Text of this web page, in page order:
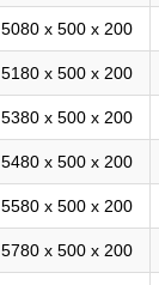
5080 х 500 х 200
5180 х 500 х 200
5380 х 500 х 200
5480 х 500 х 200
5580 х 500 х 200
5780 х 500 х 200